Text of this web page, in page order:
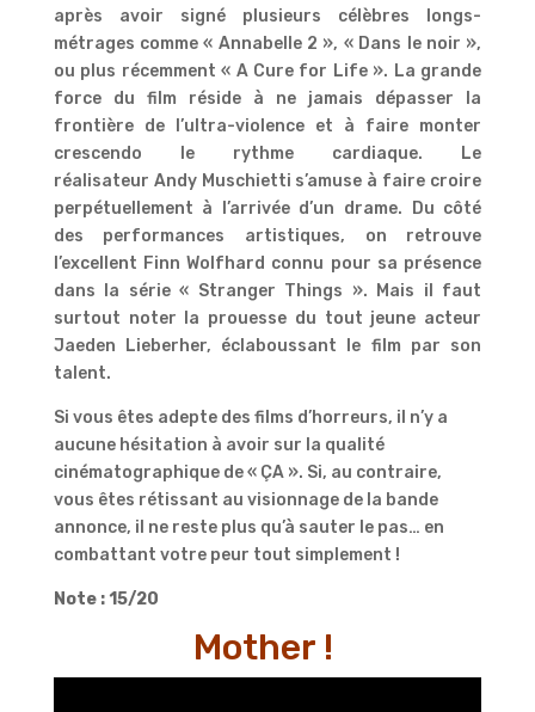
après avoir signé plusieurs célèbres longs-
métrages comme « Annabelle 2 », « Dans le noir »,
ou plus récemment « A Cure for Life ». La grande
force du film réside à ne jamais dépasser la
frontière de l’ultra-violence et à faire monter
crescendo le rythme cardiaque. Le
réalisateur Andy Muschietti s’amuse à faire croire
perpétuellement à l’arrivée d’un drame. Du côté
des performances artistiques, on retrouve
l’excellent Finn Wolfhard connu pour sa présence
dans la série « Stranger Things ». Mais il faut
surtout noter la prouesse du tout jeune acteur
Jaeden Lieberher, éclaboussant le film par son
talent.
Si vous êtes adepte des films d’horreurs, il n’y a
aucune hésitation à avoir sur la qualité
cinématographique de « ÇA ». Si, au contraire,
vous êtes rétissant au visionnage de la bande
annonce, il ne reste plus qu’à sauter le pas… en
combattant votre peur tout simplement !
Note : 15/20
Mother !